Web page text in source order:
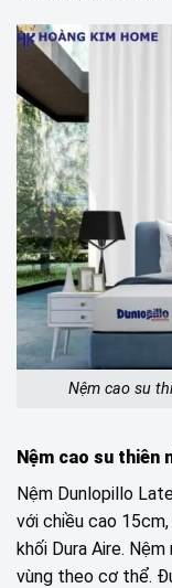
Nệm cao su
Nệm cao su thiên
Nệm Dunlopillo
với chiều cao
khối Dura Aire.
vùng theo cơ thể.